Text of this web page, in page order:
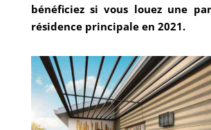
bénéficiez si vous louez une
résidence principale en 2021.